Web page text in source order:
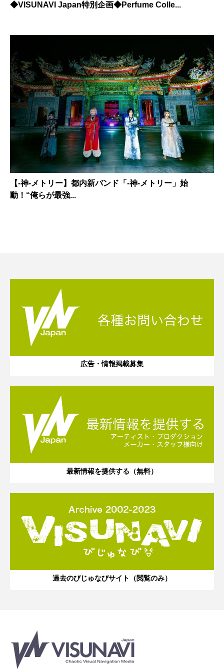
◆VISUNAVI Japan特別企画◆Perfume Colle...
【-神-メトリー】都内新バンド「-神-メトリー」始
動！“俺らが最強...
広告・情報掲載募集
最新情報を提供する（無料）
過去のびじゅなびサイト（閲覧のみ）